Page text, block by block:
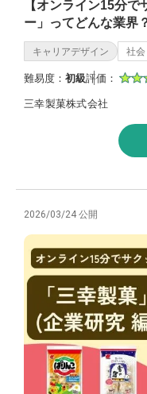
【オンライン15分
ー」ってどんな業界
キャリアデザイン 社
難易度： 初級評価：
三幸製菓株式会社
2026/03/24 公開